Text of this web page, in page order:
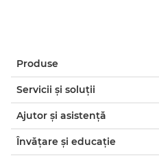
Produse
Servicii şi soluţii
Ajutor şi asistenţă
Învăţare şi educaţie